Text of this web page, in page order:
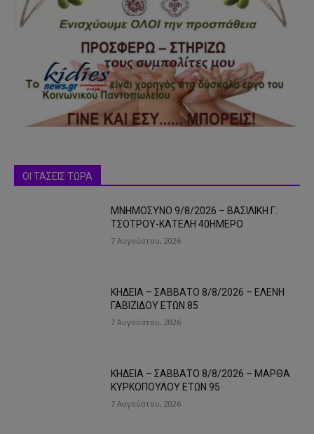
ΟΙ ΤΑΣΕΙΣ ΤΩΡΑ
ΜΝΗΜΟΣΥΝΟ 9/8/2026 – ΒΑΣΙΛΙΚΗ Γ.
ΤΣΟΤΡΟΥ-ΚΑΤΕΛΗ 40ΗΜΕΡΟ
7 Αυγούστου, 2026
ΚΗΔΕΙΑ – ΣΑΒΒΑΤΟ 8/8/2026 – ΕΛΕΝΗ
ΓΑΒΙΖΙΔΟΥ ΕΤΩΝ 85
7 Αυγούστου, 2026
ΚΗΔΕΙΑ – ΣΑΒΒΑΤΟ 8/8/2026 – ΜΑΡΘΑ
ΚΥΡΚΟΠΟΥΛΟΥ ΕΤΩΝ 95
7 Αυγούστου, 2026